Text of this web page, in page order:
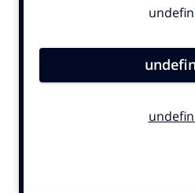
Contentmarketing